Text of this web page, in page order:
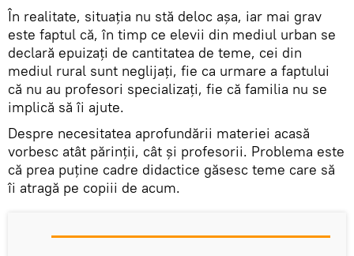
În realitate, situaţia nu stă deloc aşa, iar mai grav
este faptul că, în timp ce elevii din mediul urban se
declară epuizaţi de cantitatea de teme, cei din
mediul rural sunt neglijaţi, fie ca urmare a faptului
că nu au profesori specializaţi, fie că familia nu se
implică să îi ajute.
Despre necesitatea aprofundării materiei acasă
vorbesc atât părinţii, cât şi profesorii. Problema este
că prea puţine cadre didactice găsesc teme care să
îi atragă pe copiii de acum.